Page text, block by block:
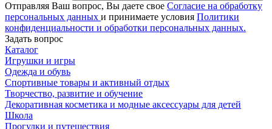
Отправляя Ваш вопрос, Вы даете свое Согласие на обработку
персональных данных и принимаете условия Политики
конфиденциальности и обработки персональных данных.
Задать вопрос
Каталог
Игрушки и игры
Одежда и обувь
Спортивные товары и активный отдых
Творчество, развитие и обучение
Декоративная косметика и модные аксессуары для детей
Школа
Прогулки и путешествия